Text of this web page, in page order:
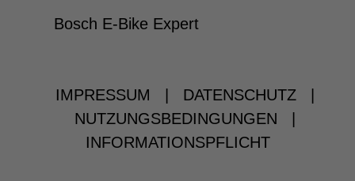
Bosch E-Bike Expert
IMPRESSUM DATENSCHUTZ
NUTZUNGSBEDINGUNGEN
INFORMATIONSPFLICHT